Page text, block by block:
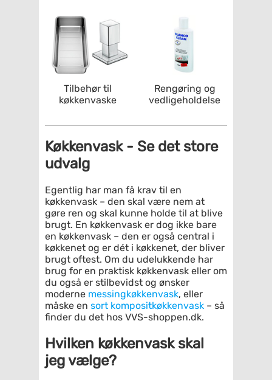
Tilbehør til
køkkenvaske
Rengøring og
vedligeholdelse
Køkkenvask - Se det store
udvalg
Egentlig har man få krav til en
køkkenvask – den skal være nem at
gøre ren og skal kunne holde til at blive
brugt. En køkkenvask er dog ikke bare
en køkkenvask – den er også central i
køkkenet og er dét i køkkenet, der bliver
brugt oftest. Om du udelukkende har
brug for en praktisk køkkenvask eller om
du også er stilbevidst og ønsker
moderne messingkøkkenvask, eller
måske en sort kompositkøkkenvask – så
finder du det hos VVS-shoppen.dk.
Hvilken køkkenvask skal
jeg vælge?